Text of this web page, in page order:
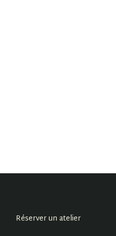
Réserver un atelier